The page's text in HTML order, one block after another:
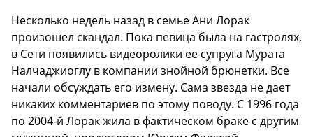
Несколько недель назад в семье Ани Лорак
произошел скандал. Пока певица была на гастролях,
в Сети появились видеоролики ее супруга Мурата
Налчаджиоглу в компании знойной брюнетки. Все
начали обсуждать его измену. Сама звезда не дает
никаких комментариев по этому поводу. С 1996 года
по 2004-й Лорак жила в фактическом браке с другим